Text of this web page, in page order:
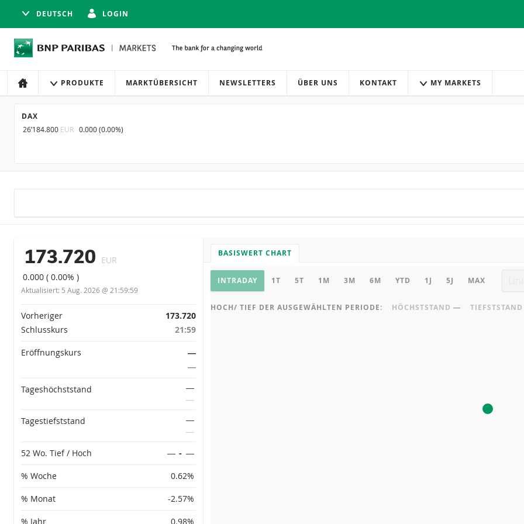
DEUTSCH LOGIN
Navigation
Seitennavigation
HOME PRODUKTE MARKTÜBERSICHT NEWSLETTERS ÜBER UNS KONTAKT MY MARKETS
DAX
26’184.800 EUR 0.000(0.00%)
173.720 EUR
0.000 (0.00% )
Aktualisiert: 5 Aug. 2026 @ 21:59:59
Vorinformationen
Vorheriger
Schlusskurs
173.720
21:59
Eröffnungskurs
―
―
Tageshöchststand
―
―
Tagestiefststand
―
―
52 Wo. Tief / Hoch
― - ―
% Woche 0.62%
% Monat -2.57%
% Jahr 0.98%
BASISWERT CHART
Basiswert Chart
CHART EINSTELLUNGEN
INTRADAY
1T 5T 1M 3M 6M YTD 1J 5J MAX
HOCH/ TIEF DER AUSGEWÄHLTEN PERIODE: HÖCHSTSTAND ― TIEFSTSTAND